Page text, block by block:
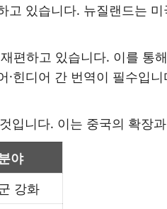
있습니다. 뉴질랜드는
편하고 있습니다. 이를
힌디어 간 번역이 필수
입니다. 이는 중국의 확장
야
강화